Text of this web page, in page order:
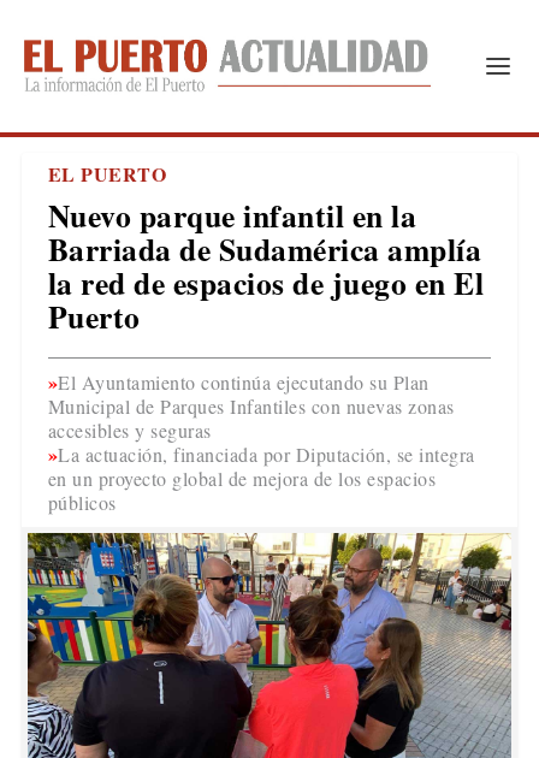
EL PUERTO
Nuevo parque infantil en la
Barriada de Sudamérica amplía
la red de espacios de juego en El
Puerto
El Ayuntamiento continúa ejecutando su Plan
Municipal de Parques Infantiles con nuevas zonas
accesibles y seguras
La actuación, financiada por Diputación, se integra
en un proyecto global de mejora de los espacios
públicos